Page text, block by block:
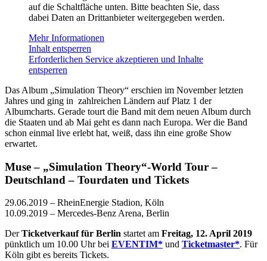
auf die Schaltfläche unten. Bitte beachten Sie, dass
dabei Daten an Drittanbieter weitergegeben werden.
Mehr Informationen
Inhalt entsperren
Erforderlichen Service akzeptieren und Inhalte
entsperren
Das Album „Simulation Theory“ erschien im November letzten
Jahres und ging in zahlreichen Ländern auf Platz 1 der
Albumcharts. Gerade tourt die Band mit dem neuen Album durch
die Staaten und ab Mai geht es dann nach Europa. Wer die Band
schon einmal live erlebt hat, weiß, dass ihn eine große Show
erwartet.
Muse – „Simulation Theory“-World Tour –
Deutschland – Tourdaten und Tickets
29.06.2019 – RheinEnergie Stadion, Köln
10.09.2019 – Mercedes-Benz Arena, Berlin
DerTicketverkauf für Berlin startet am Freitag, 12. April 2019
pünktlich um 10.00 Uhr bei EVENTIM* und Ticketmaster*. Für
Köln gibt es bereits Tickets.